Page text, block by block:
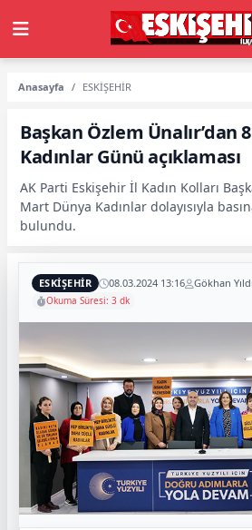
Anasayfa ESKİŞEHİR
Başkan Özlem Ünalır’dan
Kadınlar Günü açıklaması
AK Parti Eskişehir İl Kadın Kolları
Mart Dünya Kadınlar dolayısıyla
bulundu.
ESKİŞEHİR 08.03.2024 13:16 Gökhan
Okuma Süresi: 3 dk